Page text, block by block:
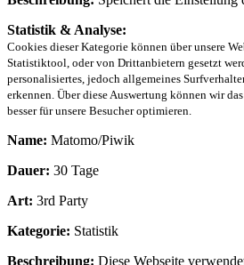
Statistik & Analyse:
Cookies dieser Kategorie können über unsere
Statistiktool, oder von Drittanbietern gesetzt
personalisiertes, jedoch allgemeines
erkennen. Über diese Auswertung können wir
besser für unsere Besucher optimieren.
Name: Matomo/Piwik
Dauer: 30 Tage
Art: 3rd Party
Kategorie: Statistik
Beschreibung: Diese Webseite